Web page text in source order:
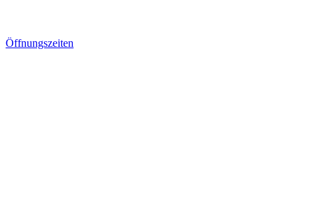
Öffnungszeiten